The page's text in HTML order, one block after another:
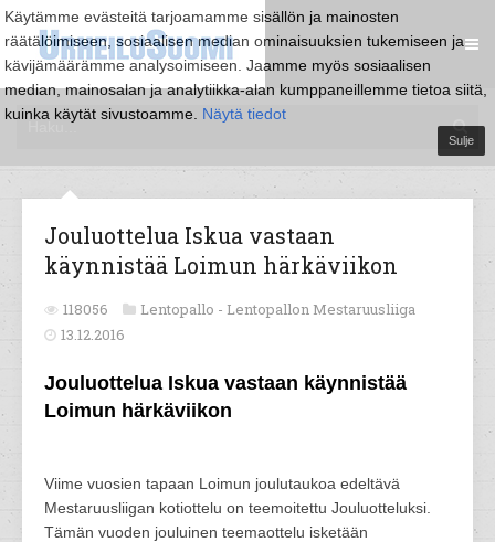
Käytämme evästeitä tarjoamamme sisällön ja mainosten
räätälöimiseen, sosiaalisen median ominaisuuksien tukemiseen ja
kävijämäärämme analysoimiseen. Jaamme myös sosiaalisen
median, mainosalan ja analytiikka-alan kumppaneillemme tietoa siitä,
kuinka käytät sivustoamme. Näytä tiedot
Sulje
Jouluottelua Iskua vastaan
käynnistää Loimun härkäviikon
118056 Lentopallo - Lentopallon Mestaruusliiga
13.12.2016
Jouluottelua Iskua vastaan käynnistää
Loimun härkäviikon
Viime vuosien tapaan Loimun joulutaukoa edeltävä
Mestaruusliigan kotiottelu on teemoitettu Jouluotteluksi.
Tämän vuoden jouluinen teemaottelu isketään